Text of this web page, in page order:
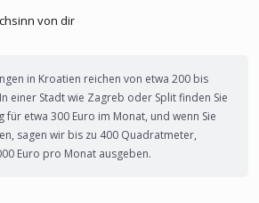
von dir
in Kroatien reichen von etwa 200 bis
einer Stadt wie Zagreb oder Split finden Sie
für etwa 300 Euro im Monat, und wenn Sie
sagen wir bis zu 400 Quadratmeter,
Euro pro Monat ausgeben.